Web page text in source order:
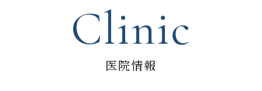
Clinic
医院情報